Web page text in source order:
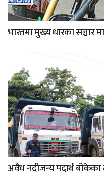
भारतमा मुख्य धारका सञ्चार
अवैध नदीजन्य पदार्थ बोकेका